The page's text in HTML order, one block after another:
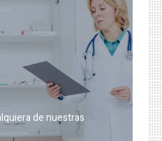
de nuestras